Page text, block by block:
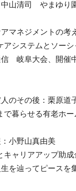
山清司 やまゆり
マネジメントの考
システムとソーシ
信 岐阜大会、開催
のその後：栗原道
暮らせる有老ホー
小野山真由美
ャリアアップ助成
を辿ってピースを